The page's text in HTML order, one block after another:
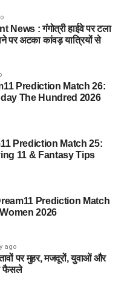
बढ़ा दी है। अधिकारियों का
सामने आते हैं तो उनके बयान
की गहन पड़ताल की जाएगी।
Arrested)
मुख्य सचिव के बेटे
गिरफ्तार किया है, जो
अधिकारी का बेटा बताया जा
रक्षा मंत्रालय और भारतीय
ठगी करने का आरोप है।
थी?
: गंगोत्री हाईवे पर टला
पर अटका कांवड़ यात्रियों से
Prediction Match 26:
The Hundred 2026
Prediction Match 25:
11 & Fantasy Tips
Prediction Match
2026
ago
पर मुहर, मजदूरों, युवाओं और
फैसले